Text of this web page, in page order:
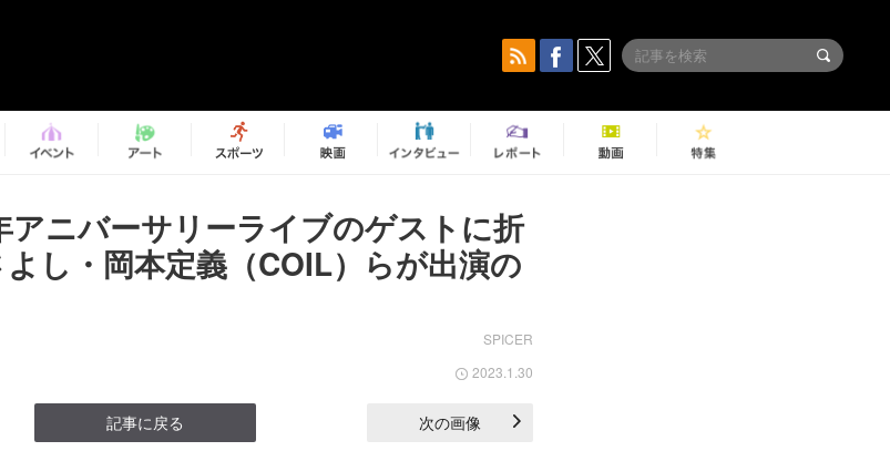
アニバーサリーライブのゲストに折
し・岡本定義（COIL）らが出演の
SPICER
2023.1.30
記事に戻る 次の画像